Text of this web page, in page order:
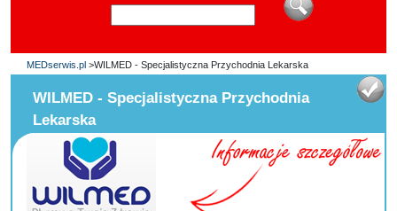
MEDserwis.pl >WILMED - Specjalistyczna Przychodnia Lekarska
WILMED - Specjalistyczna Przychodnia
Lekarska